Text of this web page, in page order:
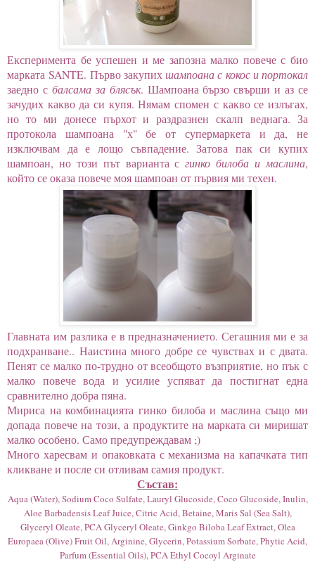
Експеримента бе успешен и ме запозна малко повече с био
марката SANTE. Първо закупихшампоана с кокос и портокал
заедно с балсама за блясък. Шампоана бързо свърши и аз се
зачудих какво да си купя. Нямам спомен с какво се излъгах,
но то ми донесе пърхот и раздразнен скалп веднага. За
протокола шампоана "х" бе от супермаркета и да, не
изключвам да е лощо съвпадение. Затова пак си купих
шампоан, но този път варианта сгинко билоба и маслина,
който се оказа повече моя шампоан от първия ми техен.
Главната им разлика е в предназначението. Сегашния ми е за
подхранване.. Наистина много добре се чувствах и с двата.
Пенят се малко по-трудно от всеобщото възприятие, но пък с
малко повече вода и усилие успяват да постигнат една
сравнително добра пяна.
Мириса на комбинацията гинко билоба и маслина също ми
допада повече на този, а продуктите на марката си миришат
малко особено. Само предупреждавам ;)
Много харесвам и опаковката с механизма на капачката тип
кликване и после си отливам самия продукт.
Състав:
Aqua (Water), Sodium Coco Sulfate, Lauryl Glucoside, Coco Glucoside, Inulin,
Aloe Barbadensis Leaf Juice, Citric Acid, Betaine, Maris Sal (Sea Salt),
Glyceryl Oleate, PCA Glyceryl Oleate, Ginkgo Biloba Leaf Extract, Olea
Europaea (Olive) Fruit Oil, Arginine, Glycerin, Potassium Sorbate, Phytic Acid,
Parfum (Essential Oils), PCA Ethyl Cocoyl Arginate